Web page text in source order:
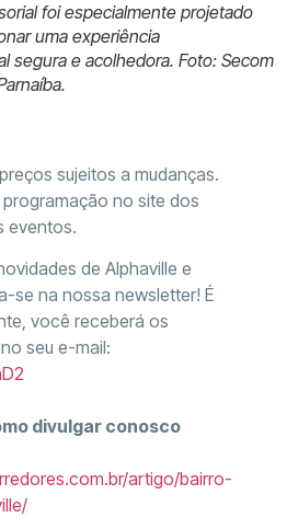
foi especialmente projetado
uma experiência
segura e acolhedora. Foto: Secom
sujeitos a mudanças.
no site dos
eventos.
de Alphaville e
se na nossa newsletter! É
você receberá os
seu e-mail:
divulgar conosco
artigo/bairro-